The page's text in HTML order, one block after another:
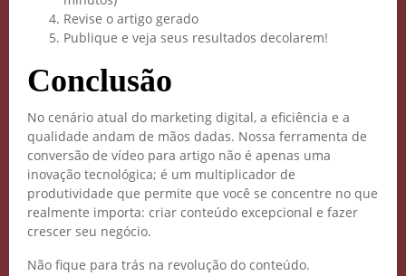
Revise o artigo gerado
Publique e veja seus resultados decolarem!
Conclusão
No cenário atual do marketing digital, a eficiência e a
qualidade andam de mãos dadas. Nossa ferramenta de
conversão de vídeo para artigo não é apenas uma
inovação tecnológica; é um multiplicador de
produtividade que permite que você se concentre no que
realmente importa: criar conteúdo excepcional e fazer
crescer seu negócio.
Não fique para trás na revolução do conteúdo.